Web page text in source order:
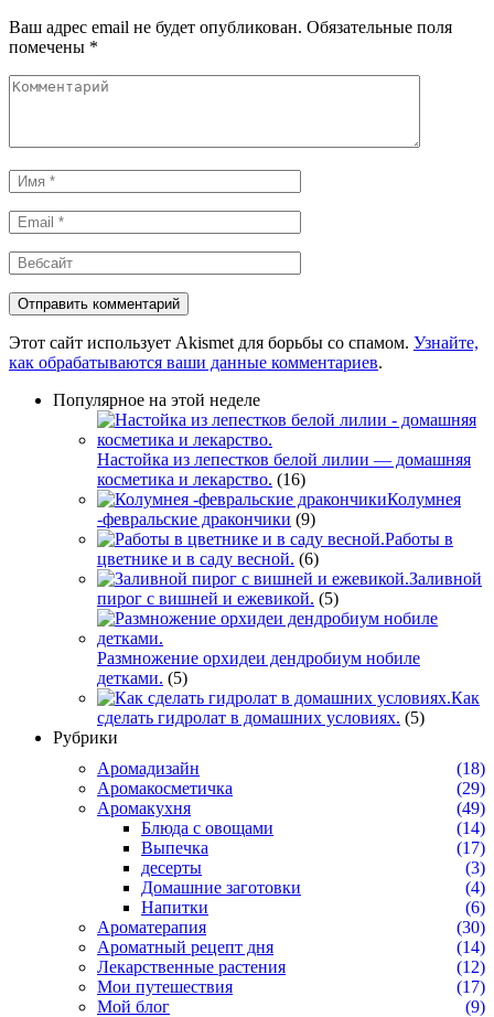
Ваш адрес email не будет опубликован. Обязательные поля
помечены *
Комментарий
Имя
*
Email
*
Вебсайт
Этот сайт использует Akismet для борьбы со спамом. Узнайте,
как обрабатываются ваши данные комментариев.
Популярное на этой неделе
Настойка из лепестков белой лилии — домашняя
косметика и лекарство. (16)
Колумнея
-февральские дракончики (9)
Работы в
цветнике и в саду весной. (6)
Заливной
пирог с вишней и ежевикой. (5)
Размножение орхидеи дендробиум нобиле
детками. (5)
Как
сделать гидролат в домашних условиях. (5)
Рубрики
Аромадизайн
(18)
Аромакосметичка
(29)
Аромакухня
(49)
Блюда с овощами
(14)
Выпечка
(17)
десерты
(3)
Домашние заготовки
(4)
Напитки
(6)
Ароматерапия
(30)
Ароматный рецепт дня
(14)
Лекарственные растения
(12)
Мои путешествия
(17)
Мой блог
(9)